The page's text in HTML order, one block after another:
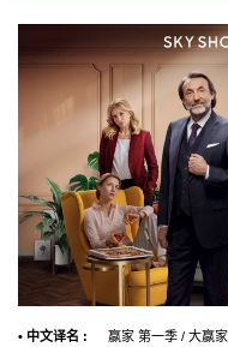
• 中文译名 : 赢家 第一季 / 大赢